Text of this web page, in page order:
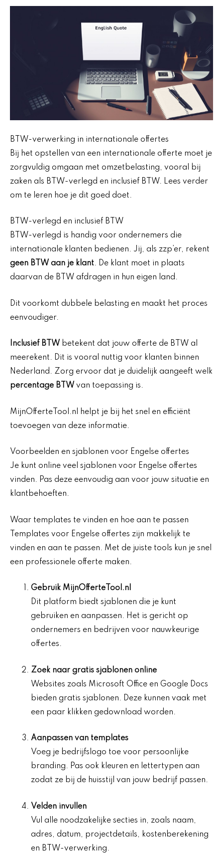
BTW-verwerking in internationale offertes
Bij het opstellen van een internationale offerte moet je
zorgvuldig omgaan met omzetbelasting, vooral bij
zaken als BTW-verlegd en inclusief BTW. Lees verder
om te leren hoe je dit goed doet.
BTW-verlegd en inclusief BTW
BTW-verlegd is handig voor ondernemers die
internationale klanten bedienen. Jij, als zzp’er, rekent
geen BTW aan je klant. De klant moet in plaats
daarvan de BTW afdragen in hun eigen land.
Dit voorkomt dubbele belasting en maakt het proces
eenvoudiger.
Inclusief BTW betekent dat jouw offerte de BTW al
meerekent. Dit is vooral nuttig voor klanten binnen
Nederland. Zorg ervoor dat je duidelijk aangeeft welk
percentage BTW van toepassing is.
MijnOfferteTool.nl helpt je bij het snel en efficiënt
toevoegen van deze informatie.
Voorbeelden en sjablonen voor Engelse offertes
Je kunt online veel sjablonen voor Engelse offertes
vinden. Pas deze eenvoudig aan voor jouw situatie en
klantbehoeften.
Waar templates te vinden en hoe aan te passen
Templates voor Engelse offertes zijn makkelijk te
vinden en aan te passen. Met de juiste tools kun je snel
een professionele offerte maken.
Gebruik MijnOfferteTool.nl
Dit platform biedt sjablonen die je kunt
gebruiken en aanpassen. Het is gericht op
ondernemers en bedrijven voor nauwkeurige
offertes.
Zoek naar gratis sjablonen online
Websites zoals Microsoft Office en Google Docs
bieden gratis sjablonen. Deze kunnen vaak met
een paar klikken gedownload worden.
Aanpassen van templates
Voeg je bedrijfslogo toe voor persoonlijke
branding. Pas ook kleuren en lettertypen aan
zodat ze bij de huisstijl van jouw bedrijf passen.
Velden invullen
Vul alle noodzakelijke secties in, zoals naam,
adres, datum, projectdetails, kostenberekening
en BTW-verwerking.